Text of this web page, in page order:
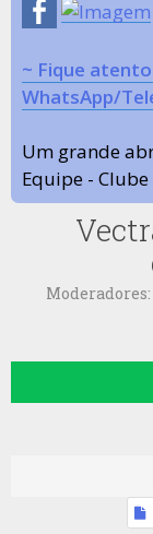
~ Fique
WhatsApp/
Um grande
Equipe -
Moderadores: